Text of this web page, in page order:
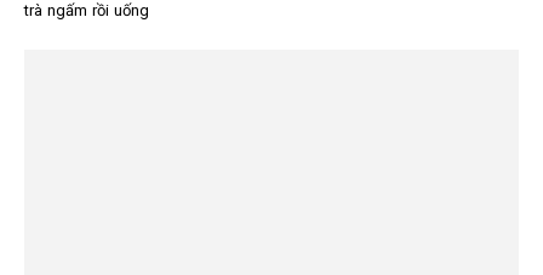
trà ngấm rồi uống